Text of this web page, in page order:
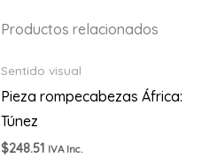
Productos relacionados
Sentido visual
Pieza rompecabezas África:
Túnez
$248.51 IVA Inc.